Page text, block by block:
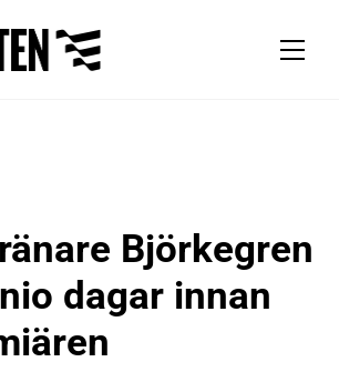
Björkegren
dagar innan